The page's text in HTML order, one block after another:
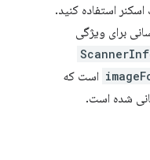
استفاده کنید.
برای ویژگی
است که
شده است.